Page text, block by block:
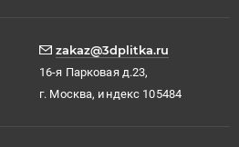
zakaz@3dplitka.ru
16-я Парковая д.23,
г. Москва, индекс 105484